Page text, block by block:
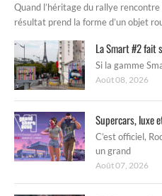
Quand l’héritage du rallye rencontre
résultat prend la forme d’un objet
La Smart #2 fait
Si la gamme
Août 08, 2026
Supercars, luxe
C’est officiel,
un grand
Août 07, 2026